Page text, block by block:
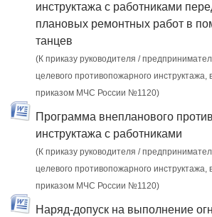
инструктажа с работниками
плановых ремонтных работ в
танцев
(К приказу руководителя /
целевого противопожарного инструктажа,
приказом МЧС России №1120)
Программа внепланового
инструктажа с работниками
(К приказу руководителя /
целевого противопожарного инструктажа,
приказом МЧС России №1120)
Наряд-допуск на выполнение